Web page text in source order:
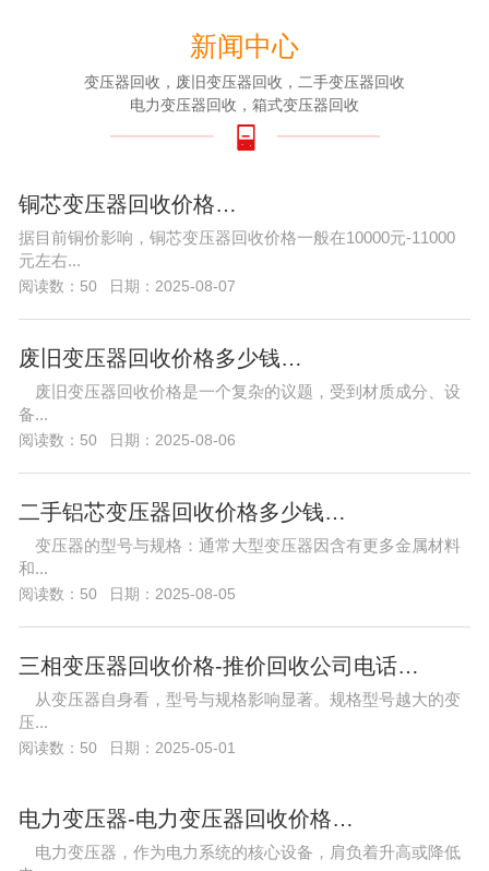
新闻中心
变压器回收，废旧变压器回收，二手变压器回收
电力变压器回收，箱式变压器回收
铜芯变压器回收价格…
据目前铜价影响，铜芯变压器回收价格一般在10000元-11000
元左右...
阅读数：50 日期：2025-08-07
废旧变压器回收价格多少钱…
废旧变压器回收价格是一个复杂的议题，受到材质成分、设
备...
阅读数：50 日期：2025-08-06
二手铝芯变压器回收价格多少钱…
变压器的型号与规格：通常大型变压器因含有更多金属材料
和...
阅读数：50 日期：2025-08-05
三相变压器回收价格-推价回收公司电话…
从变压器自身看，型号与规格影响显著。规格型号越大的变
压...
阅读数：50 日期：2025-05-01
电力变压器-电力变压器回收价格…
电力变压器，作为电力系统的核心设备，肩负着升高或降低